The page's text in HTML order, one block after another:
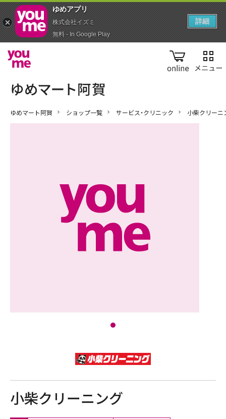
online
ゆめマート阿賀 ショップ一覧 サービス・クリニック 小柴クリーニ
小柴クリーニング
ゆめアプ‪リ‬
株式会社イズミ
無料 - In Google Play
詳細